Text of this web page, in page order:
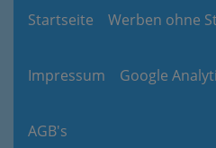
Startseite Werben ohne
Impressum Google
AGB's